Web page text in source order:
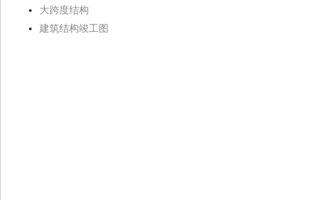
大跨度结构
建筑结构竣工图